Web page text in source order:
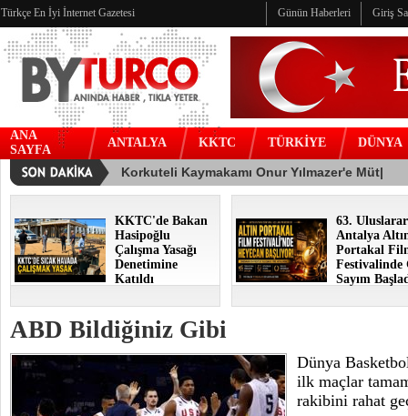
Türkçe En İyi İnternet Gazetesi Günün Haberleri Giriş
ANA
SAYFA
ANTALYA KKTC TÜRKİYE DÜNYA
KKTC'de Bakan
Hasipoğlu
Çalışma Yasağı
Denetimine
Katıldı
63.
Antalya
Portakal
Festivalinde
Sayım
ABD Bildiğiniz Gibi
Dünya
ilk maçlar
rakibini rahat